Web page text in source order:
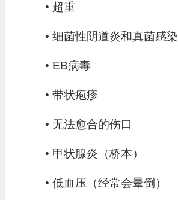
• 超重
• 细菌性阴道炎和真菌感染
• EB病毒
• 带状疱疹
• 无法愈合的伤口
• 甲状腺炎（桥本）
• 低血压（经常会晕倒）